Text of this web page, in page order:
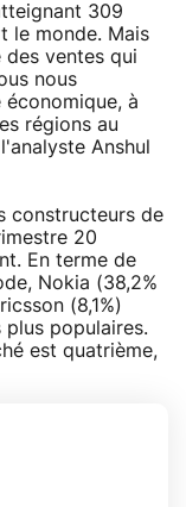
309
le monde. Mais
des ventes qui
nous
à
régions au
Anshul
constructeurs de
20
En terme de
Nokia (38,2%
(8,1%)
populaires.
est quatrième,